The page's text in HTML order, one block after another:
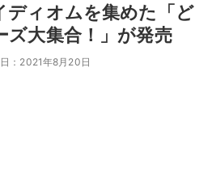
ディオムを集めた「ど
ズ大集合！」が発売
：2021年8月20日